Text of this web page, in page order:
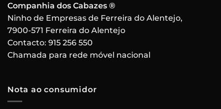
Companhia dos Cabazes ®
Ninho de Empresas de Ferreira do Alentejo,
7900-571 Ferreira do Alentejo
Contacto: 915 256 550
Chamada para rede móvel nacional
Nota ao consumidor